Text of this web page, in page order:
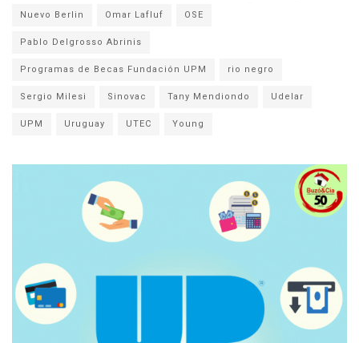
Nuevo Berlin Omar Lafluf OSE
Pablo Delgrosso Abrinis
Programas de Becas Fundación UPM rio negro
Sergio Milesi Sinovac Tany Mendiondo Udelar
UPM Uruguay UTEC Young